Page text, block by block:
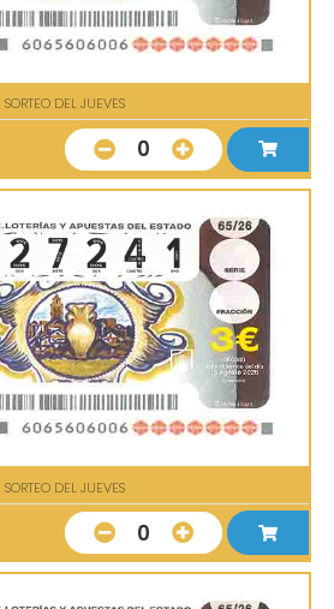
SORTEO DEL JUEVES
0
SORTEO DEL JUEVES
0